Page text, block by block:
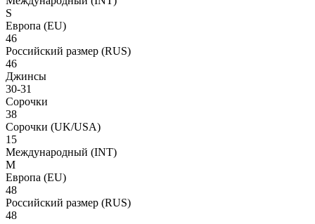
S
Европа (EU)
46
Российский размер (RUS)
46
Джинсы
30-31
Сорочки
38
Сорочки (UK/USA)
15
Международный (INT)
M
Европа (EU)
48
Российский размер (RUS)
48